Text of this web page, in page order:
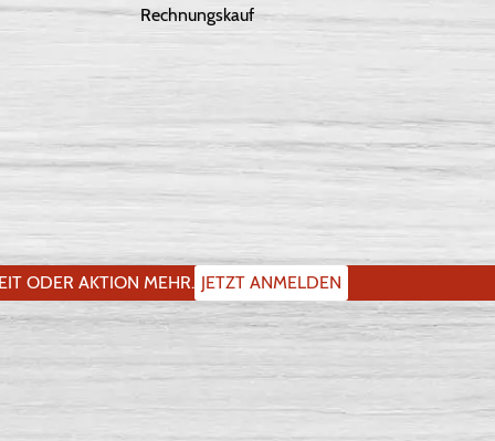
Rechnungskauf
ODER AKTION MEHR. JETZT ANMELDEN